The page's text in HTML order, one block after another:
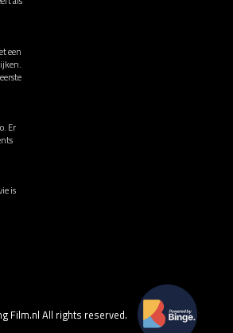
een
Er
is
Film.nl All rights reserved.